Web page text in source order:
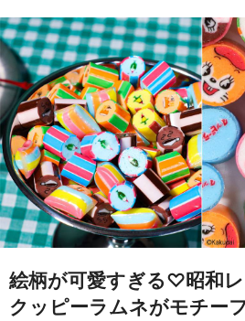
絵柄が可愛すぎる♡昭和
クッピーラムネがモチー